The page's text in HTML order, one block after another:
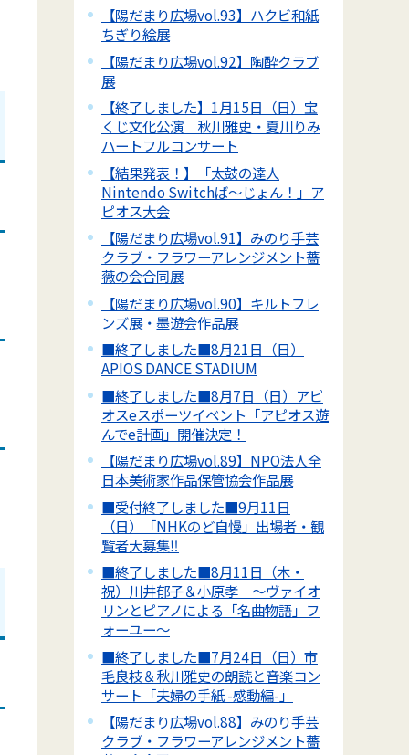
【陽だまり広場vol.93】ハクビ和紙
ちぎり絵展
【陽だまり広場vol.92】陶酔クラブ
展
【終了しました】1月15日（日）宝
くじ文化公演 秋川雅史・夏川りみ
ハートフルコンサート
【結果発表！】「太鼓の達人
Nintendo Switchば～じょん！」ア
ピオス大会
【陽だまり広場vol.91】みのり手芸
クラブ・フラワーアレンジメント薔
薇の会合同展
【陽だまり広場vol.90】キルトフレ
ンズ展・墨遊会作品展
■終了しました■8月21日（日）
APIOS DANCE STADIUM
■終了しました■8月7日（日）アピ
オスeスポーツイベント「アピオス遊
んでe計画」開催決定！
【陽だまり広場vol.89】NPO法人全
日本美術家作品保管協会作品展
■受付終了しました■9月11日
（日）「NHKのど自慢」出場者・観
覧者大募集‼
■終了しました■8月11日（木・
祝）川井郁子＆小原孝 ～ヴァイオ
リンとピアノによる「名曲物語」フ
ォーユー～
■終了しました■7月24日（日）市
毛良枝＆秋川雅史の朗読と音楽コン
サート「夫婦の手紙 -感動編-」
【陽だまり広場vol.88】みのり手芸
クラブ・フラワーアレンジメント薔